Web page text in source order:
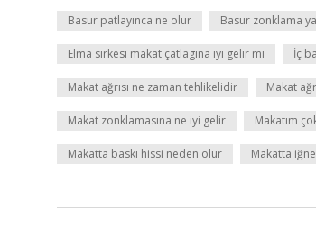
Basur patlayınca ne olur Basur zonklama
Elma sirkesi makat çatlagina iyi gelir mi İç
Makat ağrısı ne zaman tehlikelidir Makat
Makat zonklamasına ne iyi gelir Makatım
Makatta baskı hissi neden olur Makatta